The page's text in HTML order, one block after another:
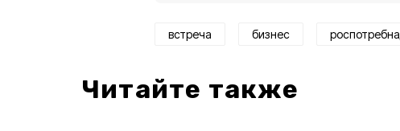
встреча бизнес
Читайте также